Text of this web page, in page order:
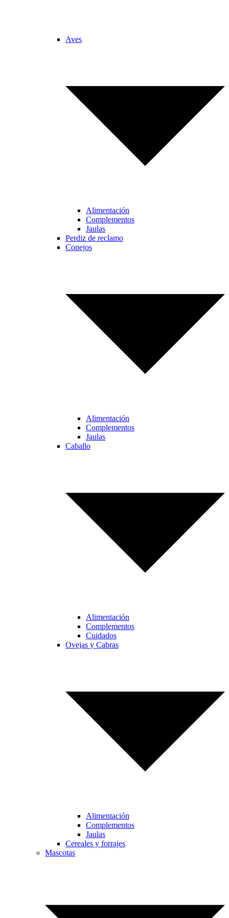
Aves
Alimentación
Complementos
Jaulas
Perdiz de reclamo
Conejos
Alimentación
Complementos
Jaulas
Caballo
Alimentación
Complementos
Cuidados
Ovejas y Cabras
Alimentación
Complementos
Jaulas
Cereales y forrajes
Mascotas